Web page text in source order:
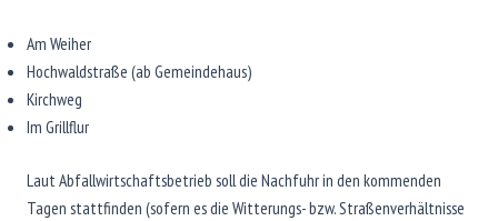
Am Weiher
Hochwaldstraße (ab Gemeindehaus)
Kirchweg
Im Grillflur
Laut Abfallwirtschaftsbetrieb soll die Nachfuhr in den kommenden
Tagen stattfinden (sofern es die Witterungs- bzw. Straßenverhältnisse